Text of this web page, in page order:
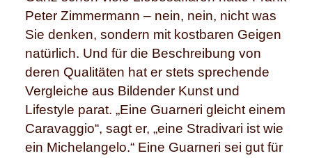
Peter Zimmermann – nein, nein, nicht was
Sie denken, sondern mit kostbaren Geigen
natürlich. Und für die Beschreibung von
deren Qualitäten hat er stets sprechende
Vergleiche aus Bildender Kunst und
Lifestyle parat. „Eine Guarneri gleicht einem
Caravaggio“, sagt er, „eine Stradivari ist wie
ein Michelangelo.“ Eine Guarneri sei gut für